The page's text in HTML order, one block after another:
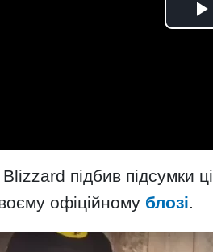
підбив підсумки
офіційному блозі.